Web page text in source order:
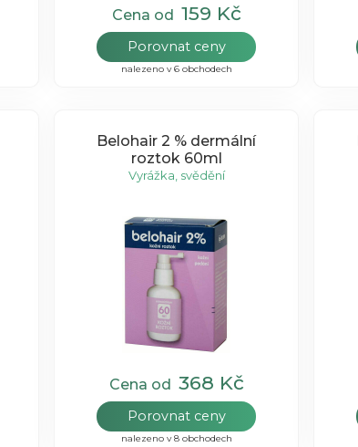
Cena od 159 Kč
Porovnat ceny
nalezeno v 6 obchodech
Belohair 2 % dermální
roztok 60ml
Vyrážka, svědění
Cena od 368 Kč
Porovnat ceny
nalezeno v 8 obchodech